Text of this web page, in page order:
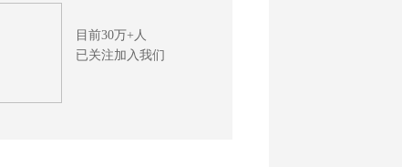
目前30万+人
已关注加入我们